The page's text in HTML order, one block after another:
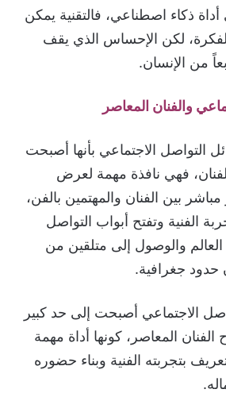
ذكاء اصطناعي، فالتقنية يمكن
لكن الإحساس الذي يقف
من الإنسان.
والفنان المعاصر
التواصل الاجتماعي بأنها أصبحت
فهي نافذة مهمة لعرض
بين الفنان والمهتمين بالفن،
الفنية وتفتح أبواب التواصل
والوصول إلى متلقين من
حدود جغرافية.
الاجتماعي أصبحت إلى حد كبير
المعاصر، كونها أداة مهمة
بتجربته الفنية وبناء حضوره